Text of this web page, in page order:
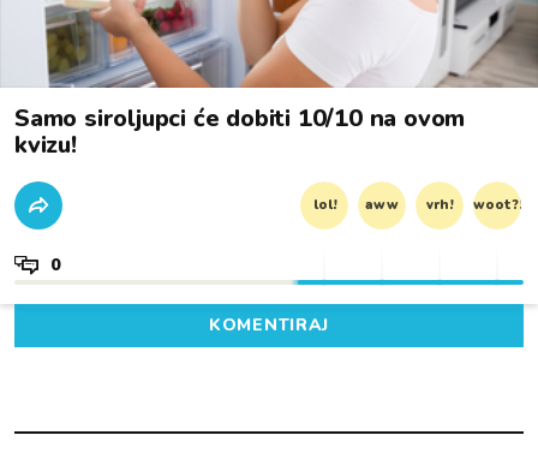
Samo siroljupci će dobiti 10/10 na ovom
kvizu!
lol! aww vrh! woot?!
0
KOMENTIRAJ